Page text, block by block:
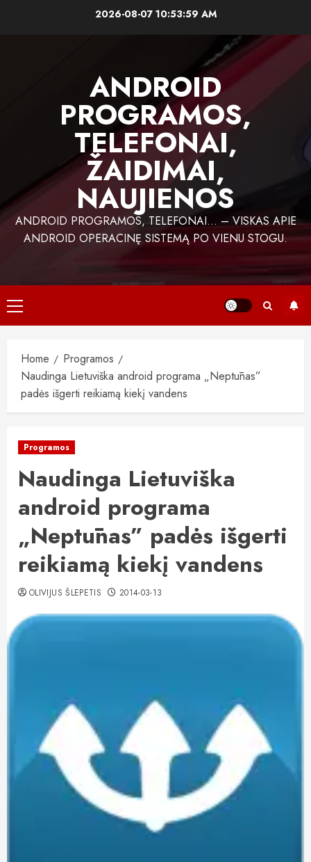
2026-08-07 10:54:00 AM
ANDROID
PROGRAMOS,
TELEFONAI,
ŽAIDIMAI,
NAUJIENOS
ANDROID PROGRAMOS, TELEFONAI… – VISKAS APIE
ANDROID OPERACINĘ SISTEMĄ PO VIENU STOGU.
Primary
Menu
Home
Programos
Naudinga Lietuviška android programa „Neptūnas”
padės išgerti reikiamą kiekį vandens
Programos
Naudinga Lietuviška
android programa
„Neptūnas” padės išgerti
reikiamą kiekį vandens
OLIVIJUS ŠLEPETIS 2014-03-13